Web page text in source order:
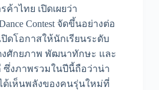
าไทย เปิดเผยว่า
Contest จัดขึ้นอย่างต่อ
ปิดโอกาสให้นักเรียนระดับ
ศักยภาพ พัฒนาทักษะ และ
ซึ่งภาพรวมในปีนี้ถือว่าน่า
ด้เห็นพลังของคนรุ่นใหม่ที่